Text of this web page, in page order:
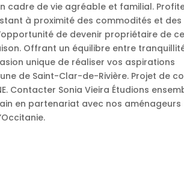
de vie agréable et familial.
à proximité des commodités et des
de devenir propriétaire de
Offrant un équilibre entre
unique de réaliser vos aspirations
de Saint-Clar-de-Rivière. Projet de
Contacter Sonia Vieira Étudions
en partenariat avec nos aménageurs